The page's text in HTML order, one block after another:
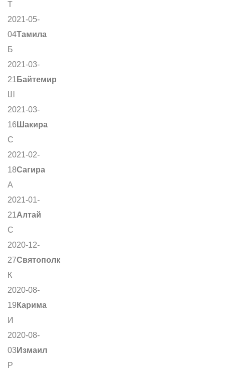
Т
2021-05-
04Тамила
Б
2021-03-
21 Байтемир
Ш
2021-03-
16 Шакира
С
2021-02-
18Сагира
А
2021-01-
21Алтай
С
2020-12-
27Святополк
К
2020-08-
19 Карима
И
2020-08-
03 Измаил
Р